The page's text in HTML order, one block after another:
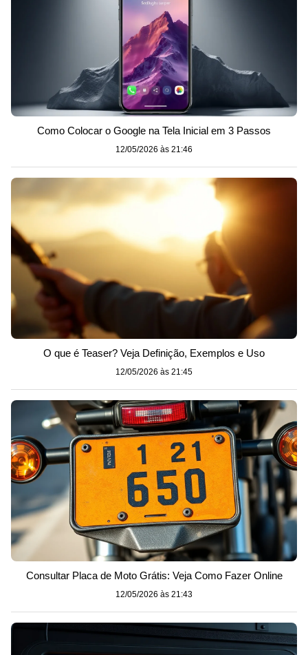
Como Colocar o Google na Tela Inicial em 3 Passos
12/05/2026 às 21:46
O que é Teaser? Veja Definição, Exemplos e Uso
12/05/2026 às 21:45
Consultar Placa de Moto Grátis: Veja Como Fazer Online
12/05/2026 às 21:43